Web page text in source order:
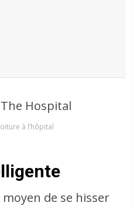
à l’hôpital
de se hisser